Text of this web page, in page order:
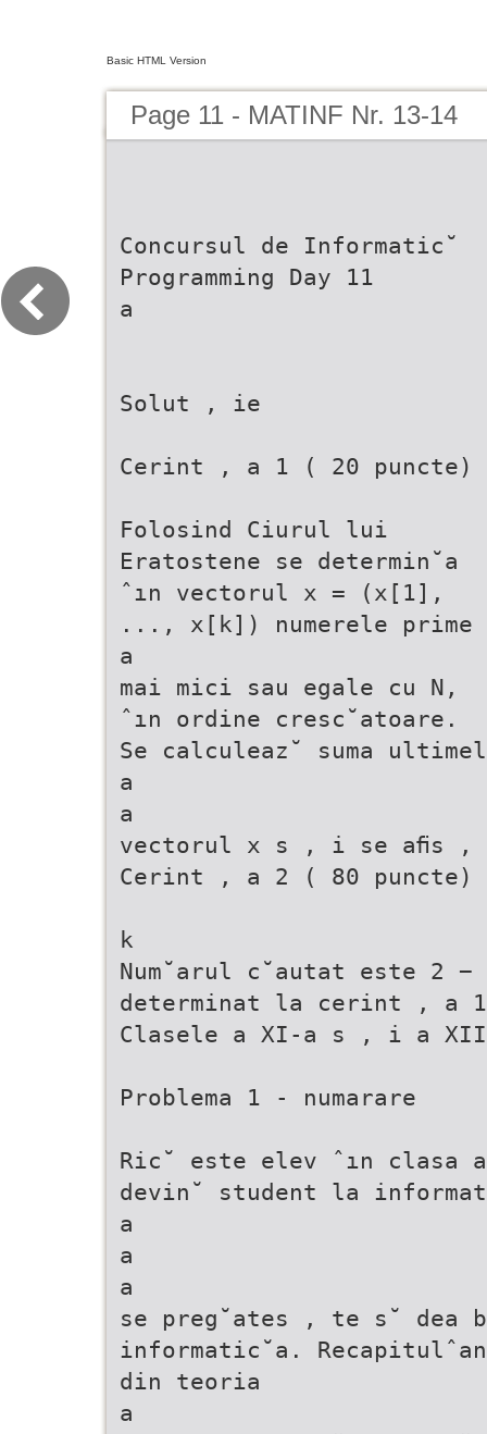
Basic HTML Version
Page 11 - MATINF Nr. 13-14
Concursul de Informatic˘
Programming Day 11
a
Solut , ie
Cerint , a 1 ( 20 puncte)
Folosind Ciurul lui
Eratostene se determin˘a
ˆın vectorul x = (x[1],
..., x[k]) numerele prime
a
mai mici sau egale cu N,
ˆın ordine cresc˘atoare.
Se calculeaz˘ suma
a
a
vectorul x s , i se aﬁs ,
Cerint , a 2 ( 80 puncte)
k
Num˘arul c˘autat este 2
determinat la cerint , a
Clasele a XI-a s , i a
Problema 1 - numarare
Ric˘ este elev ˆın
devin˘ student la
a
a
a
se preg˘ates , te s˘ dea
informatic˘a.
din teoria
a